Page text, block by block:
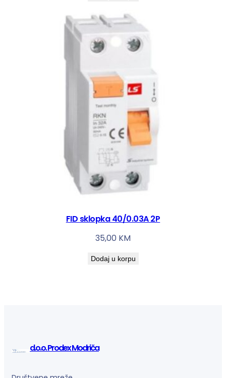
FID sklopka 40/0.03A 2P
35,00 KM
Dodaj u korpu
d.o.o. Prodex Modriča